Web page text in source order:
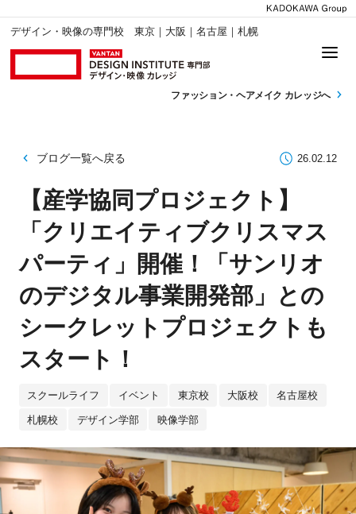
デザイン・映像の専門校 東京｜大阪｜名古屋｜札幌
ファッション・ ヘアメイク カレッジへ
ブログ一覧へ戻る 26.02.12
【産学協同プロジェクト】
「クリエイティブクリスマス
パーティ」開催！「サンリオ
のデジタル事業開発部」との
シークレットプロジェクトも
スタート！
スクールライフ イベント 東京校 大阪校 名古屋校
札幌校 デザイン学部 映像学部